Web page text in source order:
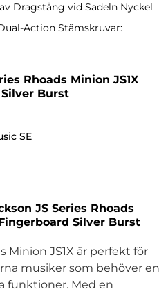
Dragstång vid Sadeln Nyckel
Action Stämskruvar:
Rhoads Minion JS1X
Burst
SE
JS Series Rhoads
Silver Burst
Minion JS1X är perfekt för
musiker som behöver en
funktioner. Med en